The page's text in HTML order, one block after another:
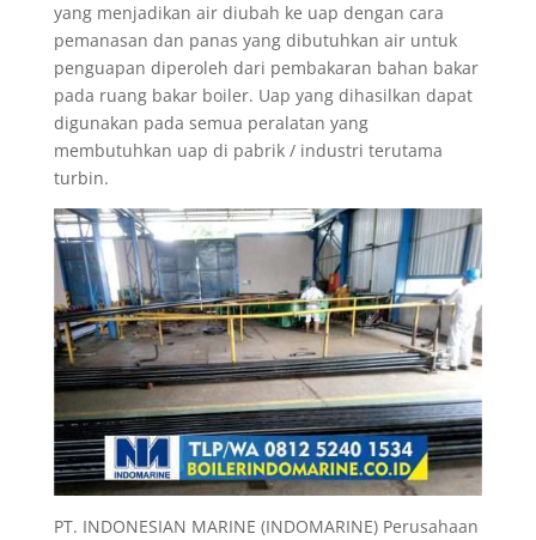
yang menjadikan air diubah ke uap dengan cara
pemanasan dan panas yang dibutuhkan air untuk
penguapan diperoleh dari pembakaran bahan bakar
pada ruang bakar boiler. Uap yang dihasilkan dapat
digunakan pada semua peralatan yang
membutuhkan uap di pabrik / industri terutama
turbin.
PT. INDONESIAN MARINE (INDOMARINE) Perusahaan